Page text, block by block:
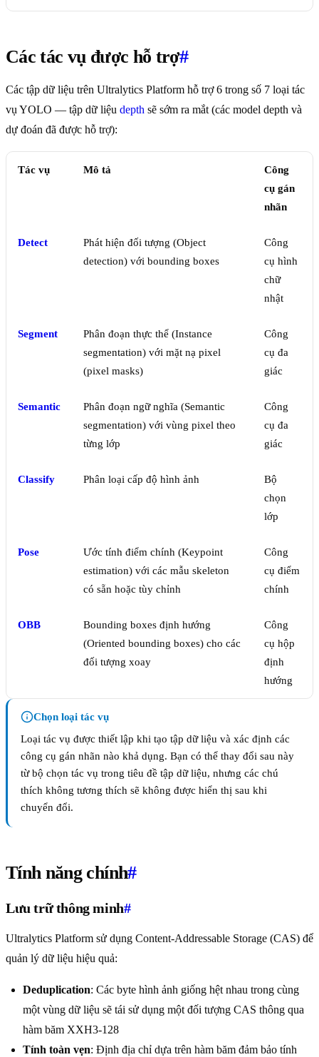
Các tác vụ được hỗ trợ#
Các tập dữ liệu trên Ultralytics Platform hỗ trợ 6 trong số 7 loại tác
vụ YOLO — tập dữ liệu depth sẽ sớm ra mắt (các model depth và
dự đoán đã được hỗ trợ):
Tác vụ Mô tả
Công
cụ gán
nhãn
Detect
Phát hiện đối tượng (Object
detection) với bounding boxes
Công
cụ hình
chữ
nhật
Segment
Phân đoạn thực thể (Instance
segmentation) với mặt nạ pixel
(pixel masks)
Công
cụ đa
giác
Semantic
Phân đoạn ngữ nghĩa (Semantic
segmentation) với vùng pixel theo
từng lớp
Công
cụ đa
giác
Classify Phân loại cấp độ hình ảnh
Bộ
chọn
lớp
Pose
Ước tính điểm chính (Keypoint
estimation) với các mẫu skeleton
có sẵn hoặc tùy chỉnh
Công
cụ điểm
chính
OBB
Bounding boxes định hướng
(Oriented bounding boxes) cho các
đối tượng xoay
Công
cụ hộp
định
hướng
Chọn loại tác vụ
Loại tác vụ được thiết lập khi tạo tập dữ liệu và xác định các
công cụ gán nhãn nào khả dụng. Bạn có thể thay đổi sau này
từ bộ chọn tác vụ trong tiêu đề tập dữ liệu, nhưng các chú
thích không tương thích sẽ không được hiển thị sau khi
chuyển đổi.
Tính năng chính#
Lưu trữ thông minh#
Ultralytics Platform sử dụng Content-Addressable Storage (CAS) để
quản lý dữ liệu hiệu quả:
Deduplication: Các byte hình ảnh giống hệt nhau trong cùng
một vùng dữ liệu sẽ tái sử dụng một đối tượng CAS thông qua
hàm băm XXH3-128
Tính toàn vẹn: Định địa chỉ dựa trên hàm băm đảm bảo tính